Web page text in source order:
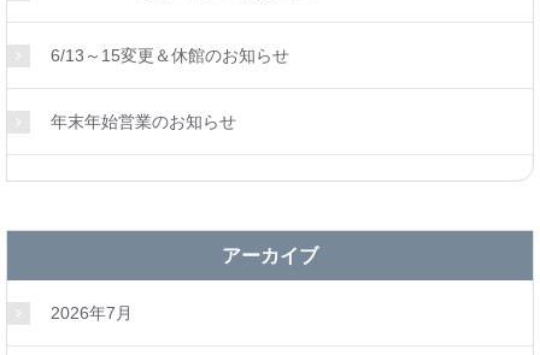
6/13～15変更＆休館のお知らせ
年末年始営業のお知らせ
アーカイブ
2026年7月